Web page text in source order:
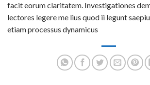
facit eorum claritatem. Investigationes
lectores legere me lius quod ii legunt
etiam processus dynamicus